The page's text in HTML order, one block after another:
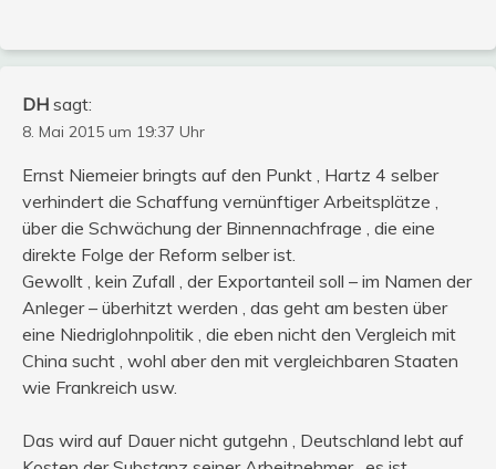
DH sagt:
8. Mai 2015 um 19:37 Uhr
Ernst Niemeier bringts auf den Punkt , Hartz 4 selber
verhindert die Schaffung vernünftiger Arbeitsplätze ,
über die Schwächung der Binnennachfrage , die eine
direkte Folge der Reform selber ist.
Gewollt , kein Zufall , der Exportanteil soll – im Namen der
Anleger – überhitzt werden , das geht am besten über
eine Niedriglohnpolitik , die eben nicht den Vergleich mit
China sucht , wohl aber den mit vergleichbaren Staaten
wie Frankreich usw.
Das wird auf Dauer nicht gutgehn , Deutschland lebt auf